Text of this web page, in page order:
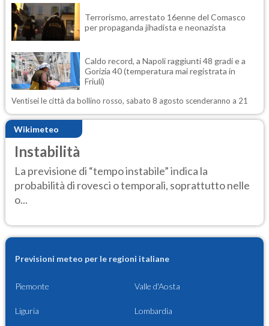
Terrorismo, arrestato 16enne del Comasco
per propaganda jihadista e neonazista
Caldo record, a Napoli raggiunti 48 gradi e a
Gorizia 40 (temperatura mai registrata in
Friuli)
Ventisei le città da bollino rosso, sabato 8 agosto scenderanno a 21
Wikimeteo
Instabilità
La previsione di “tempo instabile” indica la
probabilità di rovesci o temporali, soprattutto nelle
o...
Previsioni meteo per le regioni italiane
Piemonte Valle d'Aosta
Liguria Lombardia